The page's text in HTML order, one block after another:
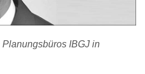
IBGJ in